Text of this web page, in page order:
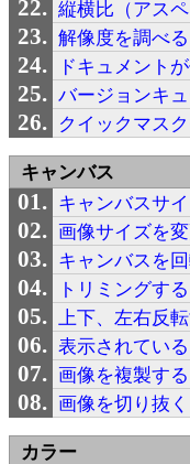
縦横比（アス
解像度を調べる
ドキュメント
バージョンキ
クイックマス
キャンバス
キャンバスサ
画像サイズを
キャンバスを
トリミングする
上下、左右反
表示されてい
画像を複製する
画像を切り抜く
カラー